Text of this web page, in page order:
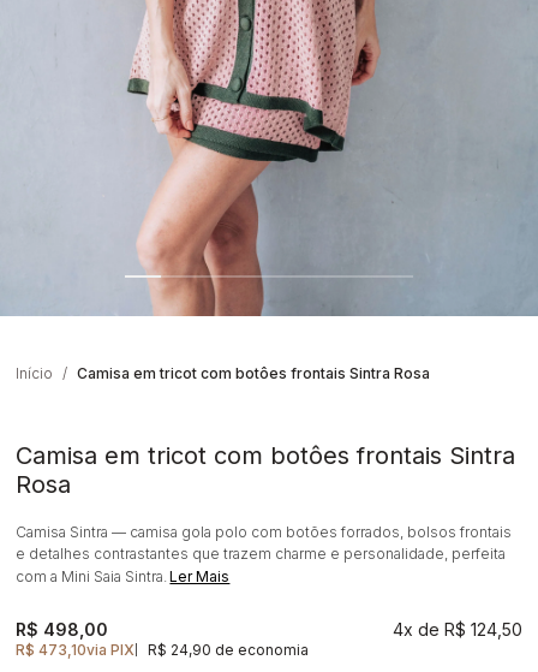
Início Camisa em tricot com botôes frontais Sintra Rosa
Camisa em tricot com botôes frontais Sintra
Rosa
Camisa Sintra — camisa gola polo com botões forrados, bolsos frontais
e detalhes contrastantes que trazem charme e personalidade, perfeita
com a Mini Saia Sintra.Ler Mais
R$ 473,10via PIX R$ 24,90 de economia
R$ 498,00 4x R$ 124,50